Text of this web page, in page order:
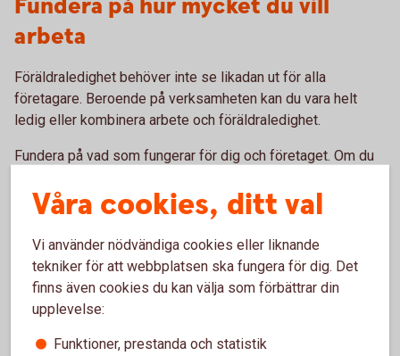
Fundera på hur mycket du vill
arbeta
Föräldraledighet behöver inte se likadan ut för alla
företagare. Beroende på verksamheten kan du vara helt
ledig eller kombinera arbete och föräldraledighet.
Fundera på vad som fungerar för dig och företaget. Om du
hur arbetstiden och uttaget av föräldrapenning påverkar din
SGI.
Aktuella regler och villkor hittar du hos Försäkringskassan.
Gör en plan för det oväntade
Även en genomtänkt plan kan behöva ändras. En viktig kund
Våra cookies, ditt val
Vi använder nödvändiga cookies eller liknande
tekniker för att webbplatsen ska fungera för dig. Det
finns även cookies du kan välja som förbättrar din
upplevelse:
Funktioner, prestanda och statistik